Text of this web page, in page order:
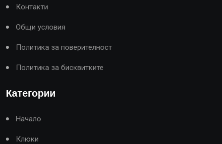
Контакти
Общи условия
Политика за поверителност
Политика за бисквитките
Категории
Начало
Клюки